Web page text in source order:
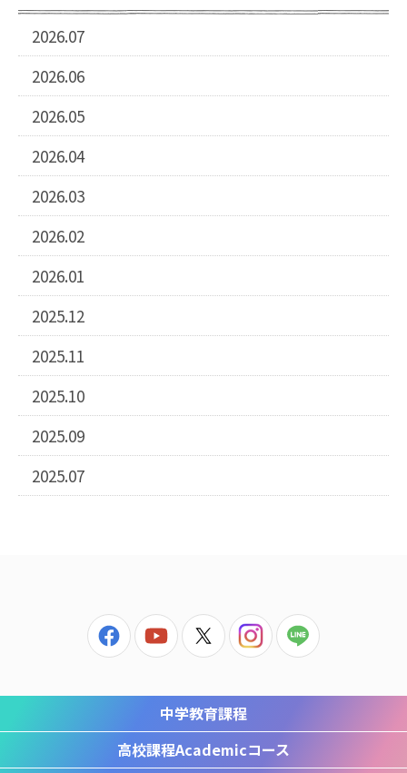
2026.07
2026.06
2026.05
2026.04
2026.03
2026.02
2026.01
2025.12
2025.11
2025.10
2025.09
2025.07
中学教育課程
高校課程Academicコース